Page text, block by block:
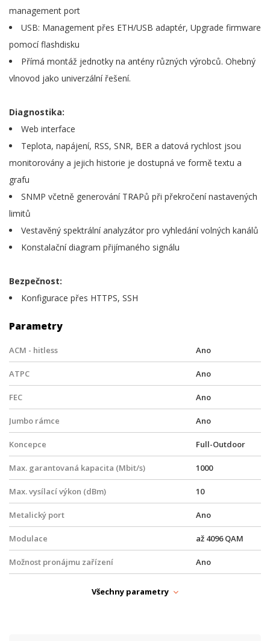
management port
USB: Management přes ETH/USB adaptér, Upgrade firmware
pomocí flashdisku
Přímá montáž jednotky na antény různých výrobců. Ohebný
vlnovod jako univerzální řešení.
Diagnostika:
Web interface
Teplota, napájení, RSS, SNR, BER a datová rychlost jsou
monitorovány a jejich historie je dostupná ve formě textu a
grafu
SNMP včetně generování TRAPů při překročení nastavených
limitů
Vestavěný spektrální analyzátor pro vyhledání volných kanálů
Konstalační diagram přijímaného signálu
Bezpečnost:
Konfigurace přes HTTPS, SSH
Parametry
ACM - hitless Ano
ATPC Ano
FEC Ano
Jumbo rámce Ano
Koncepce Full-Outdoor
Max. garantovaná kapacita (Mbit/s) 1000
Max. vysílací výkon (dBm) 10
Metalický port Ano
Modulace až 4096 QAM
Možnost pronájmu zařízení Ano
Všechny parametry